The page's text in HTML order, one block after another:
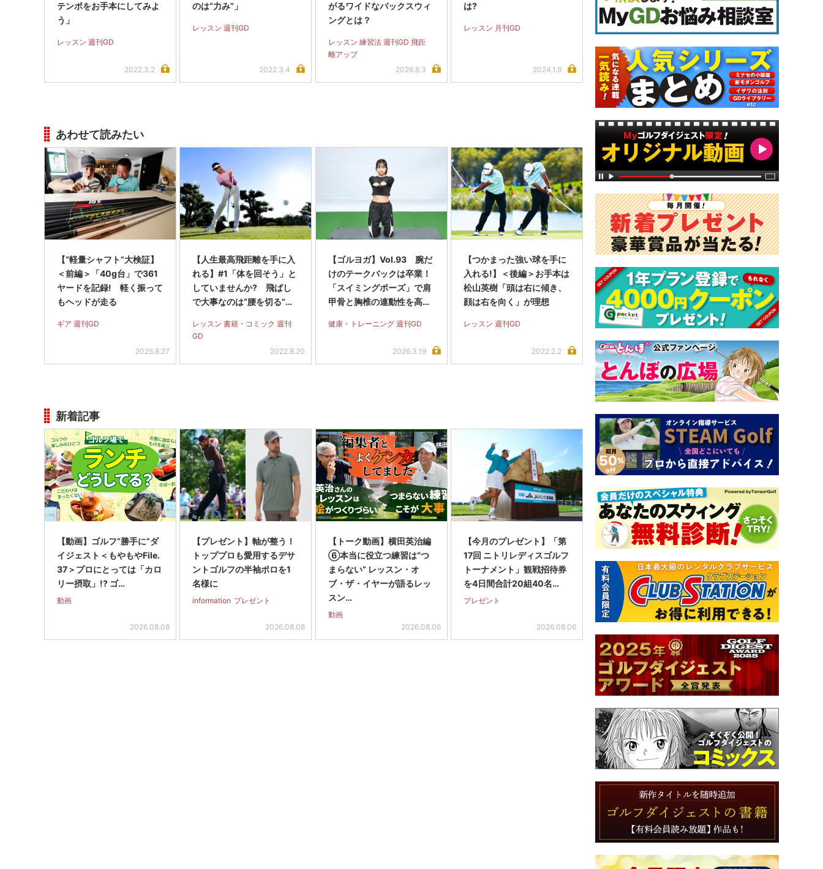
テンポをお手本にしてみよ
う」
レッスン 週刊GD
2022.3.2
のは“力み”」
レッスン 週刊GD
2022.3.4
がるワイドなバックスウィ
ングとは？
レッスン 練習法 週刊GD 飛距
離アップ
2026.8.3
は?
レッスン 月刊GD
2024.1.9
あわせて読みたい
【“軽量シャフト”大検証】
＜前編＞「40g台」で361
ヤードを記録! 軽く振って
もヘッドが走る
ギア 週刊GD
2025.8.27
【人生最高飛距離を手に入
れる】#1「体を回そう」と
していませんか? 飛ばし
で大事なのは“腰を切る”動
レッスン 書籍・コミック 週刊
GD
2022.8.20
【ゴルヨガ】Vol.93 腕だ
けのテークバックは卒業！
「スイミングポーズ」で肩
甲骨と胸椎の連動性を高め
健康・トレーニング 週刊GD
2026.3.19
【つかまった強い球を手に
入れる!】＜後編＞お手本は
松山英樹「頭は右に傾き、
顔は右を向く」が理想
レッスン 週刊GD
2022.2.2
新着記事
【動画】ゴルフ“勝手に”ダ
イジェスト＜もやもやFile.
37＞プロにとっては「カロ
リー摂取」!? ゴ…
動画
2026.08.08
【プレゼント】軸が整う！
トッププロも愛用するデサ
ントゴルフの半袖ポロを1
名様に
information プレゼント
2026.08.08
【トーク動画】横田英治編
⑥本当に役立つ練習は“つ
まらない” レッスン・オ
ブ・ザ・イヤーが語るレッ
スン…
動画
2026.08.06
【今月のプレゼント】「第
17回 ニトリレディスゴルフ
トーナメント」観戦招待券
を4日間合計20組40名…
プレゼント
2026.08.06